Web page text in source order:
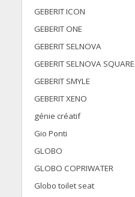
GEBERIT ICON
GEBERIT ONE
GEBERIT SELNOVA
GEBERIT SELNOVA SQUARE
GEBERIT SMYLE
GEBERIT XENO
génie créatif
Gio Ponti
GLOBO
GLOBO COPRIWATER
Globo toilet seat